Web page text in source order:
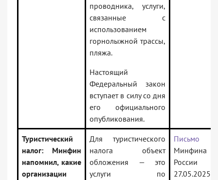
проводника, услуги,
связанные с
использованием
горнолыжной трассы,
пляжа.
Настоящий
Федеральный закон
вступает в силу со дня
его официального
опубликования.
Туристический
налог: Минфин
напомнил, какие
организации
Для туристического
налога объект
обложения — это
услуги по
Письмо
Минфина
России